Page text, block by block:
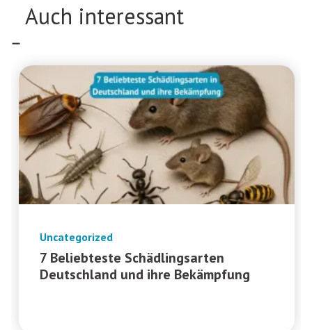
Auch interessant
Uncategorized
7 Beliebteste Schädlingsarten
Deutschland und ihre Bekämpfung